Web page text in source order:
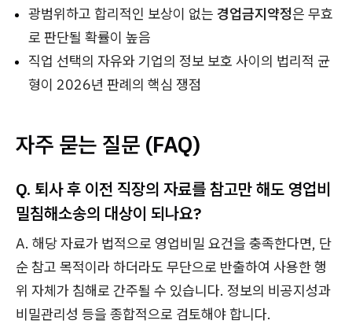
광범위하고 합리적인 보상이 없는 경업금지약정은 무효
로 판단될 확률이 높음
직업 선택의 자유와 기업의 정보 보호 사이의 법리적 균
형이 2026년 판례의 핵심 쟁점
자주 묻는 질문 (FAQ)
Q. 퇴사 후 이전 직장의 자료를 참고만 해도 영업비
밀침해소송의 대상이 되나요?
A. 해당 자료가 법적으로 영업비밀 요건을 충족한다면, 단
순 참고 목적이라 하더라도 무단으로 반출하여 사용한 행
위 자체가 침해로 간주될 수 있습니다. 정보의 비공지성과
비밀관리성 등을 종합적으로 검토해야 합니다.